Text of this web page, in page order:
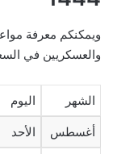
ويمكنكم معرفة
والعسكريين في
الشهر اليوم
أغسطس الأحد